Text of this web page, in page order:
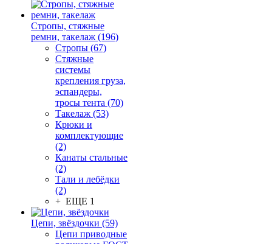
Стропы, стяжные
ремни, такелаж (196)
Стропы (67)
Стяжные
системы
крепления груза,
эспандеры,
тросы тента (70)
Такелаж (53)
Крюки и
комплектующие
(2)
Канаты стальные
(2)
Тали и лебёдки
(2)
+ ЕЩЕ 1
Цепи, звёздочки (59)
Цепи приводные